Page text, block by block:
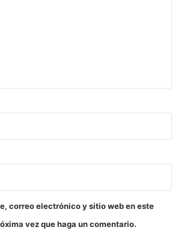
correo electrónico y sitio web en este
vez que haga un comentario.